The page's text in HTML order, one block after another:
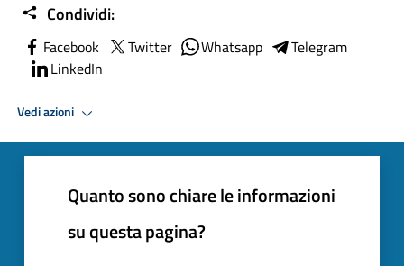
Condividi:
Facebook Twitter Whatsapp
Telegram
LinkedIn
Vedi azioni
Quanto sono chiare le informazioni
su questa pagina?